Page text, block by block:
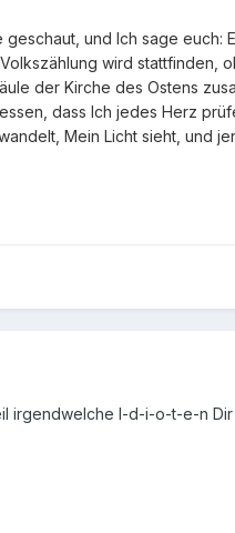
und Ich sage
wird stattfinden,
der Kirche des Ostens
dass Ich jedes Herz
Mein Licht sieht,
I-d-i-o-t-e-n